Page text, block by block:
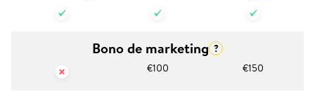
Bono de marketing ?
€100
€150